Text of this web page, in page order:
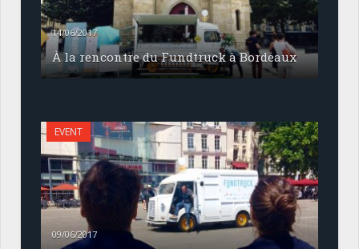
14/06/2017
À la rencontre du Fundtruck à Bordeaux
EVENT
09/06/2017